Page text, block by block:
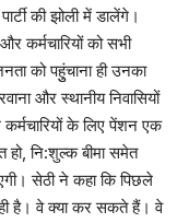
की झोली में डालेंगे।
कर्मचारियों को सभी
को पहुुंचाना ही उनका
और स्थानीय निवासियों
कर्मचारियों के लिए पेंशन एक
हो, नि:शुल्क बीमा समेत
सेठी ने कहा कि पिछले
है। वे क्या कर सकते हैं। वे